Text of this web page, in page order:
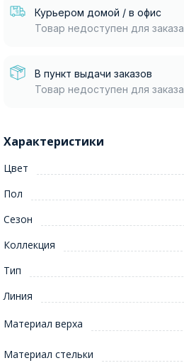
Курьером домой / в офис
Товар недоступен для заказа
В пункт выдачи заказов
Товар недоступен для заказа
Характеристики
Цвет
Пол
Сезон
Коллекция
Тип
Линия
Материал верха
Материал стельки